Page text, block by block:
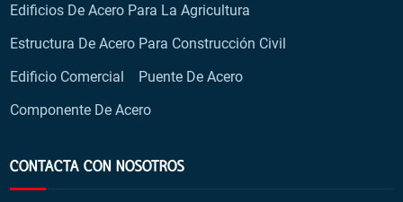
Edificios De Acero Para La Agricultura
Estructura De Acero Para Construcción Civil
Edificio Comercial
Puente De Acero
Componente De Acero
CONTACTA CON NOSOTROS